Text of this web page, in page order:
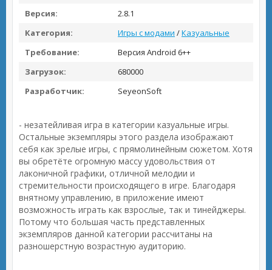
Версия:
2.8.1
Категория:
Игры с модами /Казуальные
Требование:
Версия Android 6++
Загрузок:
680000
Разработчик:
SeyeonSoft
- незатейливая игра в категории казуальные игры.
Остальные экземпляры этого раздела изображают
себя как зрелые игры, с прямолинейным сюжетом. Хотя
вы обретёте огромную массу удовольствия от
лаконичной графики, отличной мелодии и
стремительности происходящего в игре. Благодаря
внятному управлению, в приложение имеют
возможность играть как взрослые, так и тинейджеры.
Потому что большая часть представленных
экземпляров данной категории рассчитаны на
разношерстную возрастную аудиторию.